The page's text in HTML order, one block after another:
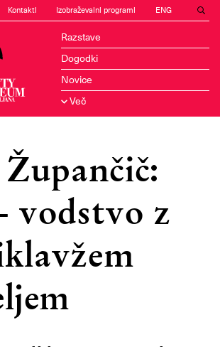
Kontakti Izobraževalni programi ENG
Razstave
Dogodki
Novice
Več
vodstvo z